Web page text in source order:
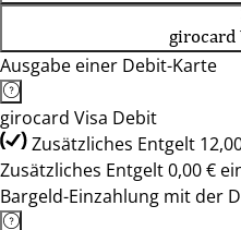
girocard
Ausgabe einer Debit-Karte
girocard Visa Debit
Zusätzliches Entgelt
Zusätzliches Entgelt 0,00 €
Bargeld-Einzahlung mit der